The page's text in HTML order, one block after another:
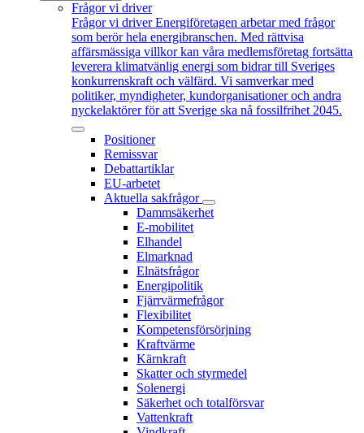
Frågor vi driver
Frågor vi driver Energiföretagen arbetar med frågor
som berör hela energibranschen. Med rättvisa
affärsmässiga villkor kan våra medlemsföretag fortsätta
leverera klimatvänlig energi som bidrar till Sveriges
konkurrenskraft och välfärd. Vi samverkar med
politiker, myndigheter, kundorganisationer och andra
nyckelaktörer för att Sverige ska nå fossilfrihet 2045.
Positioner
Remissvar
Debattartiklar
EU-arbetet
Aktuella sakfrågor
Dammsäkerhet
E-mobilitet
Elhandel
Elmarknad
Elnätsfrågor
Energipolitik
Fjärrvärmefrågor
Flexibilitet
Kompetensförsörjning
Kraftvärme
Kärnkraft
Skatter och styrmedel
Solenergi
Säkerhet och totalförsvar
Vattenkraft